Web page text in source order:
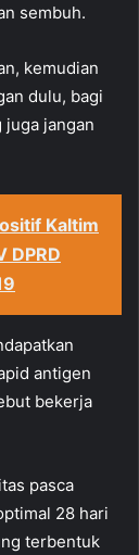
sembuh.
kemudian
dulu, bagi
jangan
Kaltim
DPRD
antigen
bekerja
pasca
28 hari
terbentuk